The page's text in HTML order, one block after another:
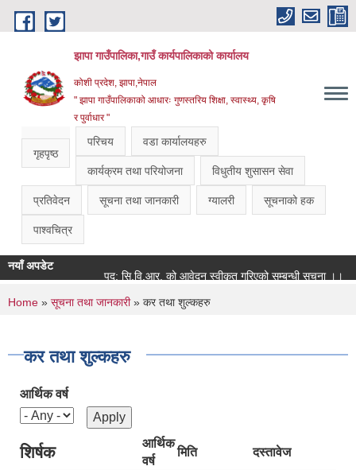
Skip to main content
झापा गाउँपालिका,गाउँ कार्यपालिकाको कार्यालय
कोशी प्रदेश, झापा,नेपाल
" झापा गाउँपालिकाको आधारः गुणस्तरिय शिक्षा, स्वास्थ्य, कृषि
र पुर्वाधार "
गृहपृष्ठ
परिचय वडा कार्यालयहरु
कार्यक्रम तथा परियोजना विधुतीय शुसासन सेवा
प्रतिवेदन सूचना तथा जानकारी ग्यालरी सूचनाको हक
पाश्वचित्र
नयाँ अपडेट
पद: सि.वि.आर. को आवेदन स्वीकृत गरिएको सम्बन्धी सूचना ।।
You are here
Home » सूचना तथा जानकारी» कर तथा शुल्कहरु
कर तथा शुल्कहरु
आर्थिक वर्ष
शिर्षक
आर्थिक
वर्ष
मिति दस्तावेज